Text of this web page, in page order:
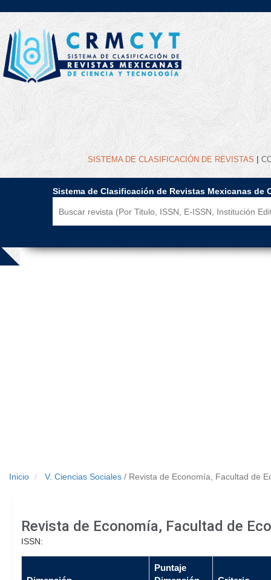
SISTEMA DE CLASIFICACIÓN DE REVISTAS |
Sistema de Clasificación de Revistas Mexicanas de
Inicio V. Ciencias Sociales / Revista de Economía, Facultad de
Revista de Economía, Facultad de
ISSN:
Puntaje